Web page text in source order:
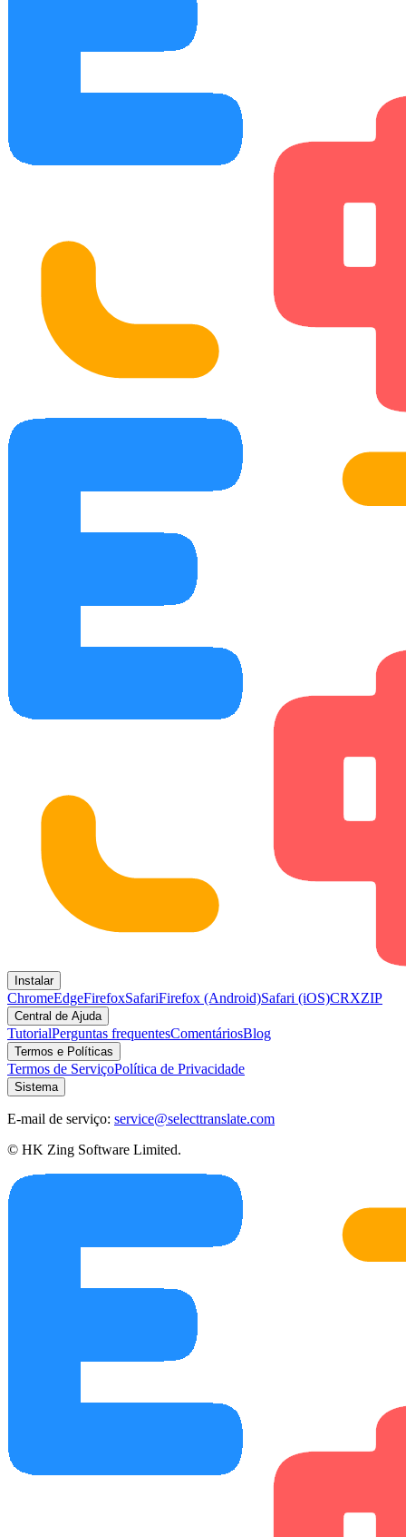
Instalar
ChromeEdgeFirefoxSafariFirefox (Android)Safari (iOS)CRXZIP
Central de Ajuda
TutorialPerguntas frequentesComentáriosBlog
Termos e Políticas
Termos de ServiçoPolítica de Privacidade
Sistema
E-mail de serviço: service@selecttranslate.com
© HK Zing Software Limited.